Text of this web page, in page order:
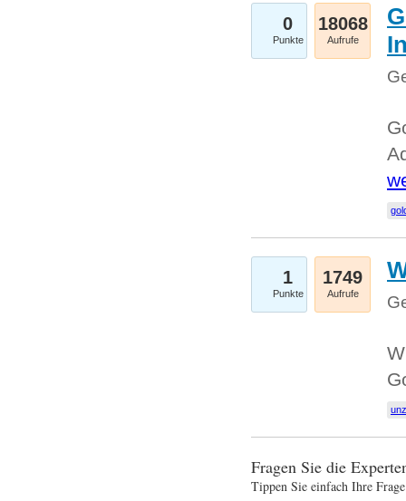
0
Punkte
18068
Aufrufe
1
Punkte
1749
Aufrufe
Fragen Sie die
Tippen Sie einfach Ihre